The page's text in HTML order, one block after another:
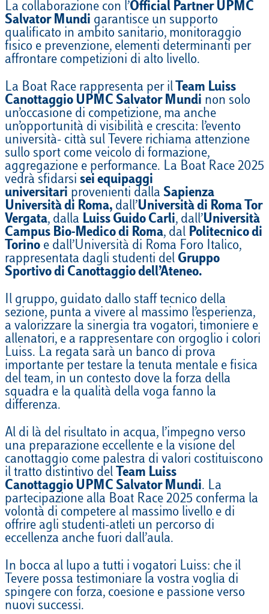
La collaborazione con l’Official Partner UPMC
Salvator Mundi garantisce un supporto
qualificato in ambito sanitario, monitoraggio
fisico e prevenzione, elementi determinanti per
affrontare competizioni di alto livello.
La Boat Race rappresenta per il Team Luiss
Canottaggio UPMC Salvator Mundi non solo
un’occasione di competizione, ma anche
un’opportunità di visibilità e crescita: l’evento
università- città sul Tevere richiama attenzione
sullo sport come veicolo di formazione,
aggregazione e performance. La Boat Race 2025
vedrà sfidarsi sei equipaggi
universitari provenienti dalla Sapienza
Università di Roma, dall’Università di Roma Tor
Vergata, dalla Luiss Guido Carli, dall’Università
Campus Bio-Medico di Roma, dal Politecnico di
Torino e dall’Università di Roma Foro Italico,
rappresentata dagli studenti del Gruppo
Sportivo di Canottaggio dell’Ateneo.
Il gruppo, guidato dallo staff tecnico della
sezione, punta a vivere al massimo l’esperienza,
a valorizzare la sinergia tra vogatori, timoniere e
allenatori, e a rappresentare con orgoglio i colori
Luiss. La regata sarà un banco di prova
importante per testare la tenuta mentale e fisica
del team, in un contesto dove la forza della
squadra e la qualità della voga fanno la
differenza.
Al di là del risultato in acqua, l’impegno verso
una preparazione eccellente e la visione del
canottaggio come palestra di valori costituiscono
il tratto distintivo del Team Luiss
Canottaggio UPMC Salvator Mundi. La
partecipazione alla Boat Race 2025 conferma la
volontà di competere al massimo livello e di
offrire agli studenti-atleti un percorso di
eccellenza anche fuori dall’aula.
In bocca al lupo a tutti i vogatori Luiss: che il
Tevere possa testimoniare la vostra voglia di
spingere con forza, coesione e passione verso
nuovi successi.